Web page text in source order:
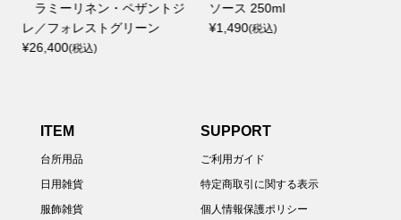
ラミーリネン・ペザントジ
レ／フォレストグリーン
¥26,400(税込)
ソース 250ml
¥1,490(税込)
ITEM
台所用品
日用雑貨
服飾雑貨
SUPPORT
ご利用ガイド
特定商取引に関する表示
個人情報保護ポリシー